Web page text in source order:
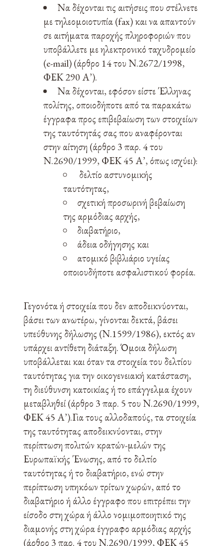
Να δέχονται τις αιτήσεις που στέλνετε
με τηλεομοιοτυπία (fax) και να απαντούν
σε αιτήματα παροχής πληροφοριών που
υποβάλλετε με ηλεκτρονικό ταχυδρομείο
(e-mail) (άρθρο 14 του Ν.2672/1998,
ΦΕΚ 290 Α’).
Να δέχονται, εφόσον είστε Έλληνας
πολίτης, οποιοδήποτε από τα παρακάτω
έγγραφα προς επιβεβαίωση των στοιχείων
της ταυτότητάς σας που αναφέρονται
στην αίτηση (άρθρο 3 παρ. 4 του
Ν.2690/1999, ΦΕΚ 45 Α’, όπως ισχύει):
δελτίο αστυνομικής
ταυτότητας,
σχετική προσωρινή βεβαίωση
της αρμόδιας αρχής,
διαβατήριο,
άδεια οδήγησης και
ατομικό βιβλιάριο υγείας
οποιουδήποτε ασφαλιστικού φορέα.
Γεγονότα ή στοιχεία που δεν αποδεικνύονται,
βάσει των ανωτέρω, γίνονται δεκτά, βάσει
υπεύθυνης δήλωσης (Ν.1599/1986), εκτός αν
υπάρχει αντίθετη διάταξη. Όμοια δήλωση
υποβάλλεται και όταν τα στοιχεία του δελτίου
ταυτότητας για την οικογενειακή κατάσταση,
τη διεύθυνση κατοικίας ή το επάγγελμα έχουν
μεταβληθεί (άρθρο 3 παρ. 5 του Ν.2690/1999,
ΦΕΚ 45 Α’).Για τους αλλοδαπούς, τα στοιχεία
της ταυτότητας αποδεικνύονται, στην
περίπτωση πολιτών κρατών-μελών της
Ευρωπαϊκής Ένωσης, από το δελτίο
ταυτότητας ή το διαβατήριο, ενώ στην
περίπτωση υπηκόων τρίτων χωρών, από το
διαβατήριο ή άλλο έγγραφο που επιτρέπει την
είσοδο στη χώρα ή άλλο νομιμοποιητικό της
διαμονής στη χώρα έγγραφο αρμόδιας αρχής
(άρθρο 3 παρ. 4 του Ν.2690/1999, ΦΕΚ 45